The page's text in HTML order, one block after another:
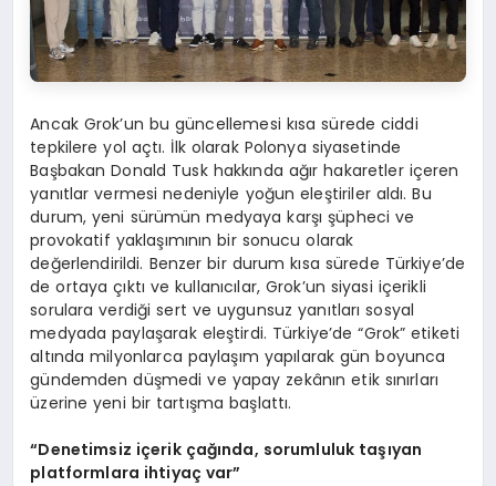
Ancak Grok’un bu güncellemesi kısa sürede ciddi
tepkilere yol açtı. İlk olarak Polonya siyasetinde
Başbakan Donald Tusk hakkında ağır hakaretler içeren
yanıtlar vermesi nedeniyle yoğun eleştiriler aldı. Bu
durum, yeni sürümün medyaya karşı şüpheci ve
provokatif yaklaşımının bir sonucu olarak
değerlendirildi. Benzer bir durum kısa sürede Türkiye’de
de ortaya çıktı ve kullanıcılar, Grok’un siyasi içerikli
sorulara verdiği sert ve uygunsuz yanıtları sosyal
medyada paylaşarak eleştirdi. Türkiye’de “Grok” etiketi
altında milyonlarca paylaşım yapılarak gün boyunca
gündemden düşmedi ve yapay zekânın etik sınırları
üzerine yeni bir tartışma başlattı.
“Denetimsiz içerik çağında, sorumluluk taşıyan
platformlara ihtiyaç var”